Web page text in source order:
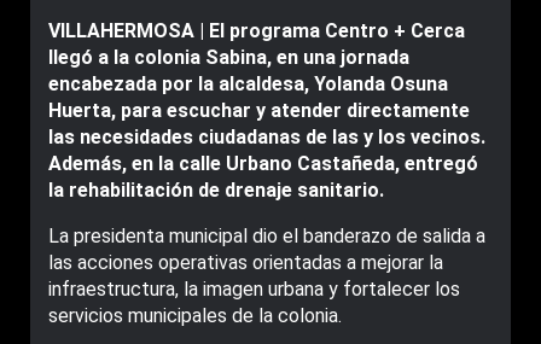
VILLAHERMOSA | El programa Centro + Cerca
llegó a la colonia Sabina, en una jornada
encabezada por la alcaldesa, Yolanda Osuna
Huerta, para escuchar y atender directamente
las necesidades ciudadanas de las y los vecinos.
Además, en la calle Urbano Castañeda, entregó
la rehabilitación de drenaje sanitario.
La presidenta municipal dio el banderazo de salida a
las acciones operativas orientadas a mejorar la
infraestructura, la imagen urbana y fortalecer los
servicios municipales de la colonia.